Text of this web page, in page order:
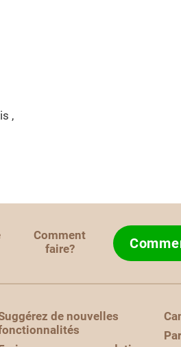
,
Comment
faire?
de nouvelles